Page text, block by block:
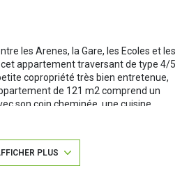
les Arenes, la Gare, les Ecoles et les
appartement traversant de type 4/5
copropriété très bien entretenue,
de 121 m2 comprend un
son coin cheminée, une cuisine
de placards de rangements.
double vitrage avec volets roulants
PLUS